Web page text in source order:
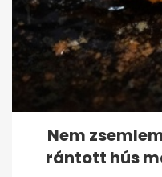
Nem
rántott hús